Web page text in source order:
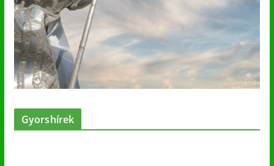
Gyorshírek